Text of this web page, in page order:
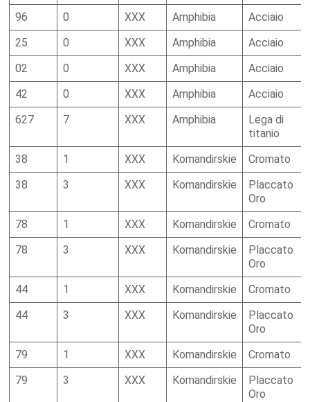
96
0 XXX Amphibia
Acciaio
25
0 XXX Amphibia
Acciaio
02
0 XXX Amphibia
Acciaio
42
0 XXX Amphibia
Acciaio
627
7 XXX Amphibia
Lega di
titanio
38
1 XXX Komandirskie
Cromato
38
3 XXX Komandirskie
Placcato
Oro
78
1 XXX Komandirskie
Cromato
78
3 XXX Komandirskie
Placcato
Oro
44
1 XXX Komandirskie
Cromato
44
3 XXX Komandirskie
Placcato
Oro
79
1 XXX Komandirskie
Cromato
79
3 XXX Komandirskie
Placcato
Oro